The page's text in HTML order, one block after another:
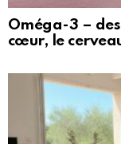
Oméga-3 –
cœur, le